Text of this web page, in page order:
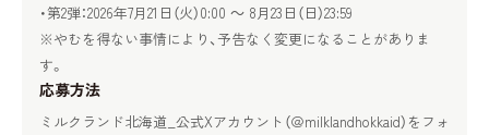
・第2弾：2026年7月21日（火）0:00 ～ 8月23日（日）23:59
※やむを得ない事情により、予告なく変更になることがありま
す。
応募方法
ミルクランド北海道_公式Xアカウント（＠milklandhokkaid）をフォ